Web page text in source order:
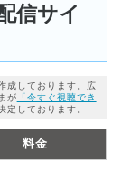
信サイ
成しております。広
が 「今すぐ視聴でき
定しております。
料金